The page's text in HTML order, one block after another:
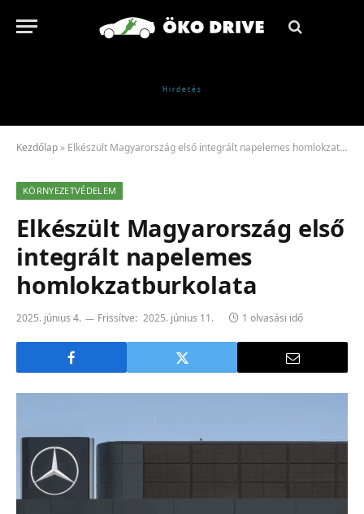
Kezdőlap » Elkészült Magyarország első integrált napelemes homlokzatburkolata
KÖRNYEZETVÉDELEM
Elkészült Magyarország első
integrált napelemes
homlokzatburkolata
2025. június 4. Frissítve: 2025. június 11. 1 olvasási idő